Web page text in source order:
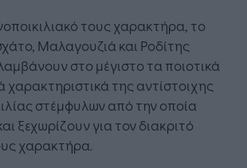
τους χαρακτήρα, το
Μαλαγουζιά και Ροδίτης
στο μέγιστο τα ποιοτικά
χαρακτηριστικά της αντίστοιχης
στέμφυλων από την οποία
ξεχωρίζουν για τον διακριτό
χαρακτήρα.